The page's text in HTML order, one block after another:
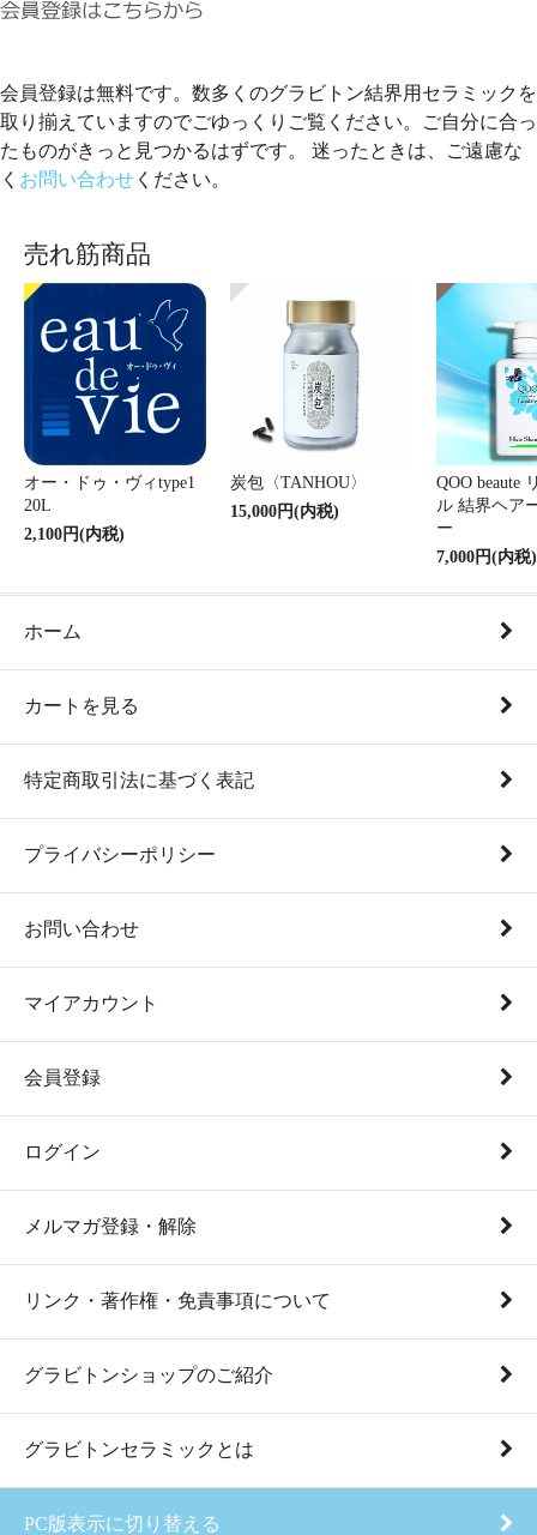
会員登録は無料です。数多くのグラビトン結界用セラミックを
取り揃えていますのでごゆっくりご覧ください。ご自分に合っ
たものがきっと見つかるはずです。 迷ったときは、ご遠慮な
く お問い合わせ ください。
売れ筋商品
オー・ドゥ・ヴィtype1
20L
2,100円(内税)
炭包〈TANHOU〉
15,000円(内税)
QOO beaute
ル 結界ヘア
ー
7,000円(内税)
ホーム
カートを見る
特定商取引法に基づく表記
プライバシーポリシー
お問い合わせ
マイアカウント
会員登録
ログイン
メルマガ登録・解除
リンク・著作権・免責事項について
グラビトンショップのご紹介
グラビトンセラミックとは
PC版表示に切り替える